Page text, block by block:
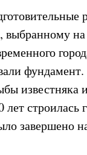
выбранному
известняка
строилась
завершено